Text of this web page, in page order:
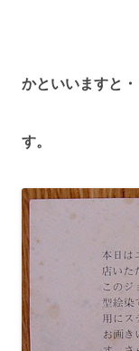
さて、
かといいますと・
説明
す。